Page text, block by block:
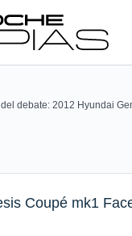
del debate: 2012 Hyundai
Coupé mk1